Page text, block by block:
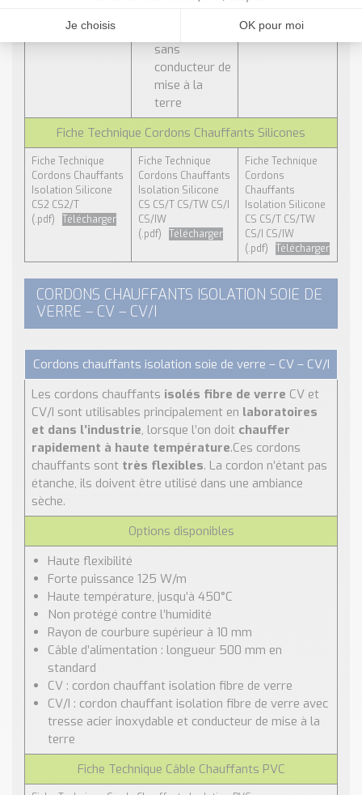
sans
conducteur de
mise à la
terre
Fiche Technique Cordons Chauffants Silicones
Fiche Technique
Cordons Chauffants
Isolation Silicone
CS2 CS2/T
(.pdf)
Télécharger
Fiche Technique
Cordons Chauffants
Isolation Silicone
CS CS/T CS/TW CS/I
CS/IW
(.pdf)
Télécharger
Fiche Technique
Cordons
Chauffants
Isolation Silicone
CS CS/T CS/TW
CS/I CS/IW
(.pdf)
Télécharger
CORDONS CHAUFFANTS ISOLATION SOIE DE
VERRE – CV – CV/I
Cordons chauffants isolation soie de verre – CV – CV/I
Les cordons chauffants isolés fibre de verre CV et
CV/I sont utilisables principalement en laboratoires
et dans l’industrie, lorsque l’on doit chauffer
rapidement à haute température.Ces cordons
chauffants sont très flexibles. La cordon n’étant pas
étanche, ils doivent être utilisé dans une ambiance
sèche.
Options disponibles
Haute flexibilité
Forte puissance 125 W/m
Haute température, jusqu’à 450°C
Non protégé contre l’humidité
Rayon de courbure supérieur à 10 mm
Câble d’alimentation : longueur 500 mm en
standard
CV : cordon chauffant isolation fibre de verre
CV/I : cordon chauffant isolation fibre de verre avec
tresse acier inoxydable et conducteur de mise à la
terre
Fiche Technique Câble Chauffants PVC